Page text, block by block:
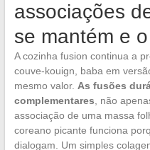
associações
se mantém e
A cozinha fusion continua a
couve-kouign, baba em
mesmo valor. As fusões
complementares, não
associação de uma massa
coreano picante funciona
dialogam. Um simples